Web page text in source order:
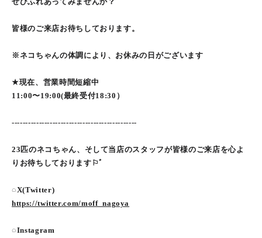
皆様のご来店お待ちしております。
※ネコちゃんの体調により、お休みの日がございます
★現在、営業時間短縮中
11:00〜19:00(最終受付18:30）
----------------------------------------------
23匹のネコちゃん、そして当店のスタッフが皆様のご来店を心よ
りお待ちしております⚐ﾞ
◌X(Twitter)
https://twitter.com/moff_nagoya
◌Instagram